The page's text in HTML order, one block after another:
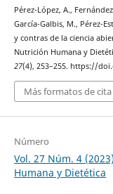
Pérez-López, A.,
García-Galbis, M., Pérez-
y contras de la ciencia
Nutrición Humana y
27(4), 253–255. https://
Más formatos de cita
Número
Vol. 27 Núm. 4
Humana y Dietética